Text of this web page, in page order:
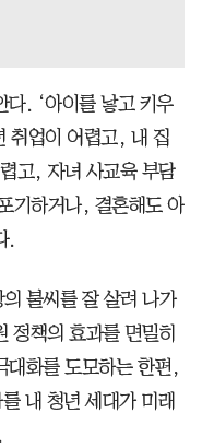
다. ‘아이를 낳고 키우
취업이 어렵고, 내 집
고, 자녀 사교육 부담
기하거나, 결혼해도 아
.
불씨를 잘 살려 나가
정책의 효과를 면밀히
대화를 도모하는 한편,
내 청년 세대가 미래